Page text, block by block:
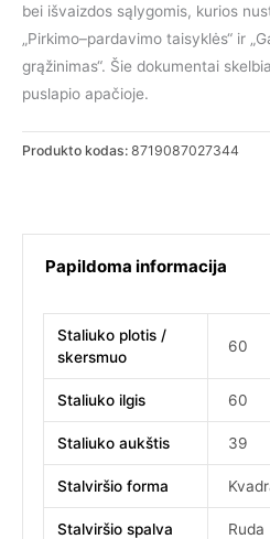
šoninis
staliukas
Aron
60x60
bei išvaizdos sąlygomis, kurios
„Pirkimo–pardavimo taisyklės“ ir
grąžinimas“. Šie dokumentai
puslapio apačioje.
Produkto kodas: 8719087027344
Papildoma informacija
Staliuko plotis /
skersmuo
60
Staliuko ilgis 60
Staliuko aukštis 39
Stalviršio forma
Stalviršio spalva Ruda